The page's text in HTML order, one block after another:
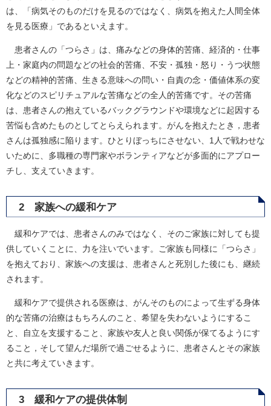
は、「病気そのものだけを見るのではなく、病気を抱えた人間全体
を見る医療」であるといえます。
患者さんの「つらさ」は、痛みなどの身体的苦痛、経済的・仕事
上・家庭内の問題などの社会的苦痛、不安・孤独・怒り・うつ状態
などの精神的苦痛、生きる意味への問い・自責の念・価値体系の変
化などのスピリチュアルな苦痛などの全人的苦痛です。その苦痛
は、患者さんの抱えているバックグラウンドや環境などに起因する
苦悩も含めたものとしてとらえられます。がんを抱えたとき，患者
さんは孤独感に陥ります。ひとりぼっちにさせない、1人で戦わせな
いために、多職種の専門家やボランティアなどが多面的にアプロー
チし、支えていきます。
2 家族への緩和ケア
緩和ケアでは、患者さんのみではなく、そのご家族に対しても提
供していくことに、力を注いでいます。ご家族も同様に「つらさ」
を抱えており、家族への支援は、患者さんと死別した後にも、継続
されます。
緩和ケアで提供される医療は、がんそのものによって生ずる身体
的な苦痛の治療はもちろんのこと、希望を失わないようにするこ
と、自立を支援すること、家族や友人と良い関係が保てるようにす
ること，そして望んだ場所で過ごせるように、患者さんとその家族
と共に考えていきます。
3 緩和ケアの提供体制